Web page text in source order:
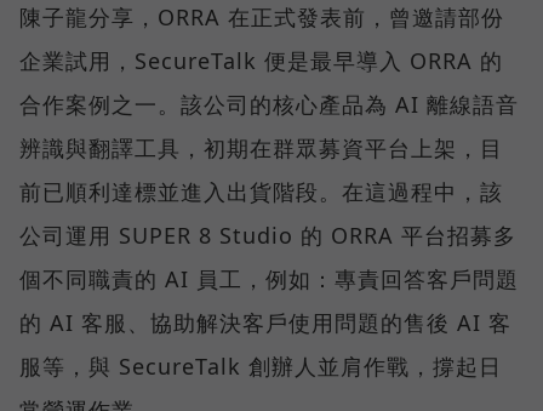
陳子龍分享，ORRA 在正式發表前，曾邀請部份
企業試用，SecureTalk 便是最早導入 ORRA 的
合作案例之一。該公司的核心產品為 AI 離線語音
辨識與翻譯工具，初期在群眾募資平台上架，目
前已順利達標並進入出貨階段。在這過程中，該
公司運用 SUPER 8 Studio 的 ORRA 平台招募多
個不同職責的 AI 員工，例如：專責回答客戶問題
的 AI 客服、協助解決客戶使用問題的售後 AI 客
服等，與 SecureTalk 創辦人並肩作戰，撐起日